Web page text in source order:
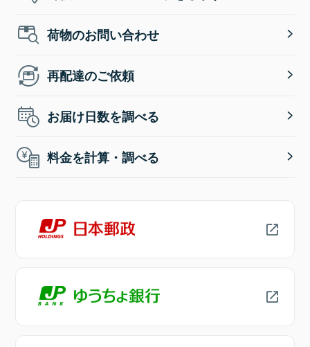
荷物のお問い合わせ
再配達のご依頼
お届け日数を調べる
料金を計算・調べる